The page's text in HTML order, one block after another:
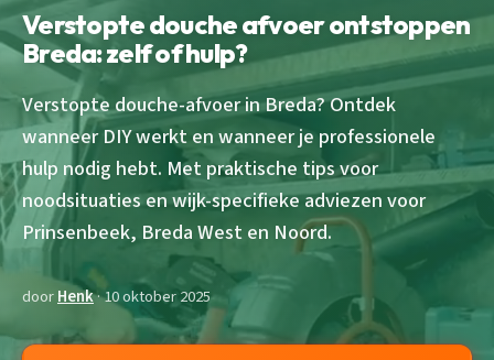
Verstopte douche afvoer ontstoppen
Breda: zelf of hulp?
Verstopte douche-afvoer in Breda? Ontdek
wanneer DIY werkt en wanneer je professionele
hulp nodig hebt. Met praktische tips voor
noodsituaties en wijk-specifieke adviezen voor
Prinsenbeek, Breda West en Noord.
doorHenk· 10 oktober 2025